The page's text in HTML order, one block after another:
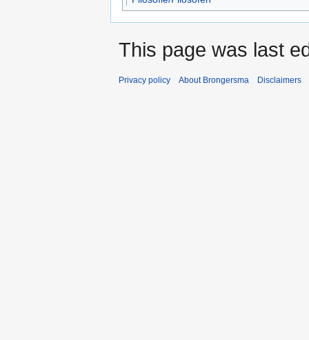
This page was last
Privacy policy About Brongersma Disclaimers